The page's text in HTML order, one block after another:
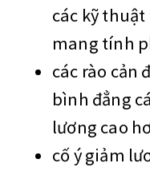
các kỹ
mang tính
các rào cản
bình đẳng
lương cao
cố ý giảm